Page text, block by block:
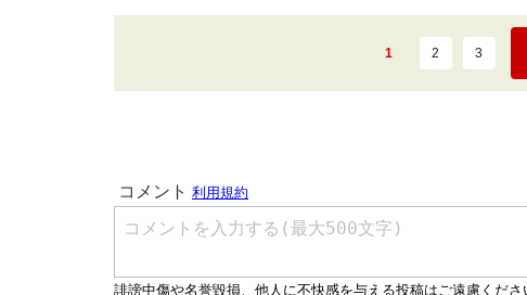
1 2 3